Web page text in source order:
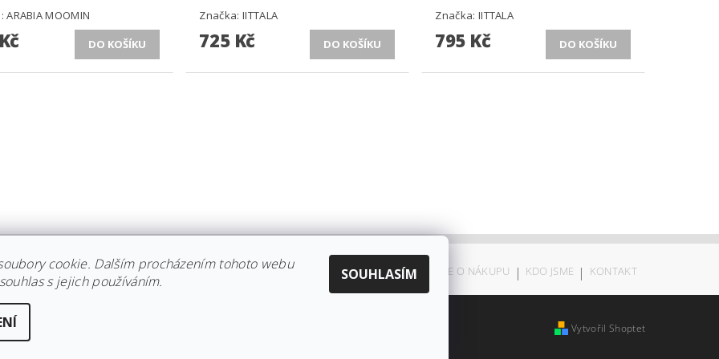
ARABIA MOOMIN Značka:IITTALA
725 Kč
Značka: IITTALA
795 Kč
IITTALA | KOLEKCE STELTON | DISTRIBUCE IITTALA | REKLAMACE/ODSTOUPENÍ VŠE O NÁKUPU | KDO JSME | KONTAKT
Vytvořil Shoptet
cookie. Dalším procházením tohoto webu
s jejich používáním.
SOUHLASÍM